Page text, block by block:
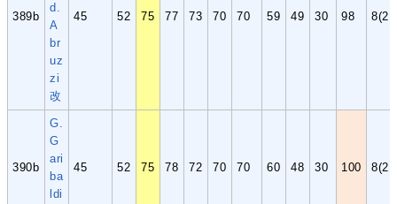
389b
d.
A
br
uz
zi
改
45 52 75 77 73 70 70 59 49 30 98
390b
G.
G
ari
ba
ldi
45 52 75 78 72 70 70 60 48 30 100